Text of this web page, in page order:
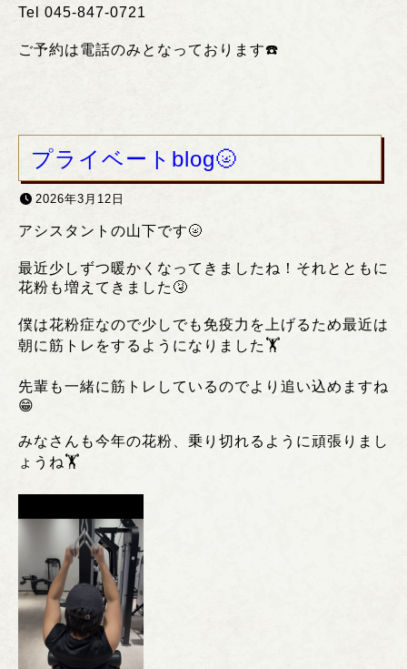
Tel 045-847-0721
ご予約は電話のみとなっております☎️
プライベートblog🌝
2026年3月12日
アシスタントの山下です🌝
最近少しずつ暖かくなってきましたね！それとともに
花粉も増えてきました🤧
僕は花粉症なので少しでも免疫力を上げるため最近は
朝に筋トレをするようになりました🏋️
先輩も一緒に筋トレしているのでより追い込めますね
😁
みなさんも今年の花粉、乗り切れるように頑張りまし
ょうね🏋️